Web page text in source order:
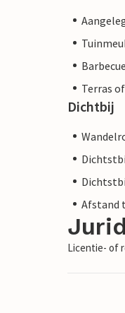
Barbecue
Terras
Dichtbij
Afstand
Licentie- of